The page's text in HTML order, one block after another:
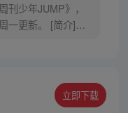
刊少年JUMP》，
一更新。 [简介]有
救他而断臂的杰克
以成为海盗王为目
立即下载